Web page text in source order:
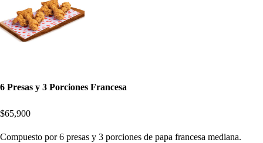
6 Presas y 3 Porciones Francesa
$65,900
Compuesto por 6 presas y 3 porciones de papa francesa mediana.